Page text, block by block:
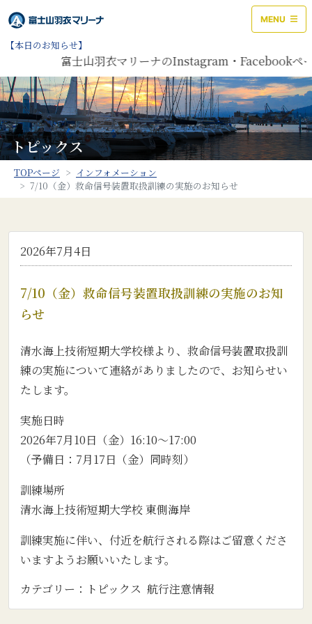
MENU
【本日のお知らせ】
富士山羽衣マリーナのInstagram・Facebookペ
トピックス
TOPページ
インフォメーション
7/10（金）救命信号装置取扱訓練の実施のお知らせ
2026年7月4日
7/10（金）救命信号装置取扱訓練の実施のお知
らせ
清水海上技術短期大学校様より、救命信号装置取扱訓
練の実施について連絡がありましたので、お知らせい
たします。
実施日時
2026年7月10日（金）16:10～17:00
（予備日：7月17日（金）同時刻）
訓練場所
清水海上技術短期大学校 東側海岸
訓練実施に伴い、付近を航行される際はご留意くださ
いますようお願いいたします。
カテゴリー： トピックス 航行注意情報